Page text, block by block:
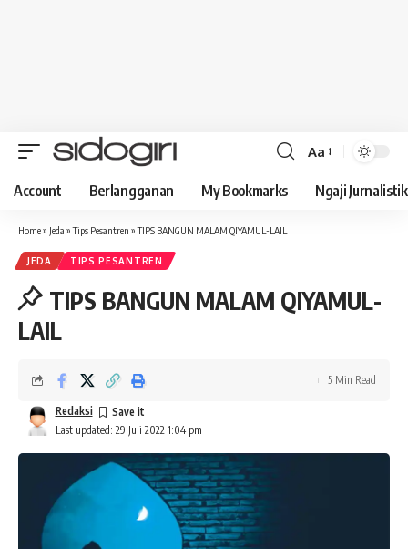
Font
Resizer
Aa
Account Berlangganan My Bookmarks Ngaji Jurnalistik
Home» Jeda »Tips Pesantren »TIPS BANGUN MALAM QIYAMUL-LAIL
JEDA TIPS PESANTREN
TIPS BANGUN MALAM QIYAMUL-
LAIL
Last updated: 29 Juli 2022 1:04 pm
Redaksi
5 Min Read